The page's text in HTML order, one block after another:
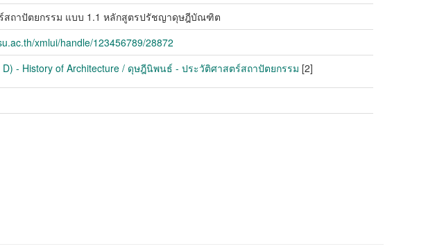
สถาปัตยกรรม แบบ 1.1 หลักสูตรปรัชญาดุษฎีบัณฑิต
xmlui/handle/123456789/28872
D) - History of Architecture / ดุษฎีนิพนธ์ - ประวัติศาสตร์สถาปัตยกรรม [2]